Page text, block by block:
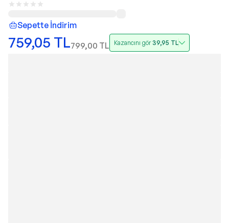
Sepette İndirim
759,05 TL799,00 TL Kazancını gör39,95 TL